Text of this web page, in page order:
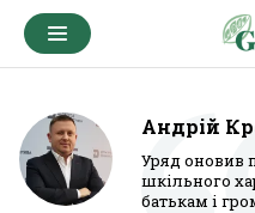
Андрій
Уряд оновив
шкільного
батькам і